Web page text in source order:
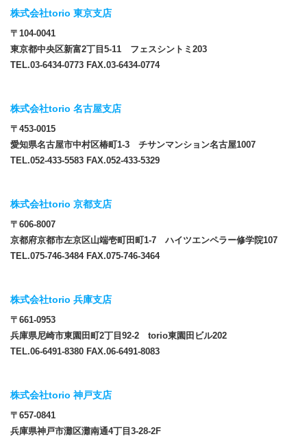
株式会社torio 東京支店
〒104-0041
東京都中央区新富2丁目5-11 フェスシントミ203
TEL.03-6434-0773 FAX.03-6434-0774
株式会社torio 名古屋支店
〒453-0015
愛知県名古屋市中村区椿町1-3 チサンマンション名古屋1007
TEL.052-433-5583 FAX.052-433-5329
株式会社torio 京都支店
〒606-8007
京都府京都市左京区山端壱町田町1-7 ハイツエンペラー修学院107
TEL.075-746-3484 FAX.075-746-3464
株式会社torio 兵庫支店
〒661-0953
兵庫県尼崎市東園田町2丁目92-2 torio東園田ビル202
TEL.06-6491-8380 FAX.06-6491-8083
株式会社torio 神戸支店
〒657-0841
兵庫県神戸市灘区灘南通4丁目3-28-2F